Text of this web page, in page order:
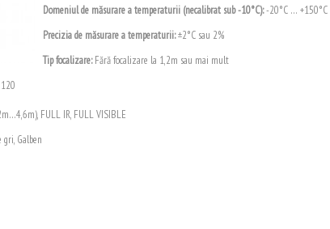
Domeniul de măsurare a temperaturii (necalibrat sub -10°C):-20°C … +150°C
Precizia de măsurare a temperaturii:±2°C sau 2%
Tip focalizare:Fără focalizare la 1,2m sau mai mult
FULL IR, FULL VISIBLE
gri, Galben